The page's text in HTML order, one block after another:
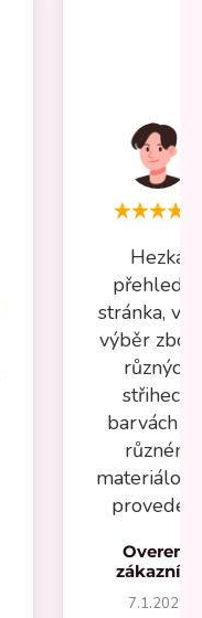
Hezká
stránka,
výběr
různých
střihech,
barvách a
různém
Overený
zákazník
7.1.2025